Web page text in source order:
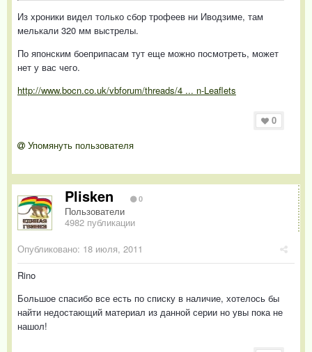
Из хроники видел только сбор трофеев ни Иводзиме, там
мелькали 320 мм выстрелы.
По японским боеприпасам тут еще можно посмотреть, может
нет у вас чего.
http://www.bocn.co.uk/vbforum/threads/4 ... n-Leaflets
0
Упомянуть пользователя
Plisken 0
Пользователи
4982 публикации
Опубликовано: 18 июля, 2011
Rino
Большое спасибо все есть по списку в наличие, хотелось бы
найти недостающий материал из данной серии но увы пока не
нашол!